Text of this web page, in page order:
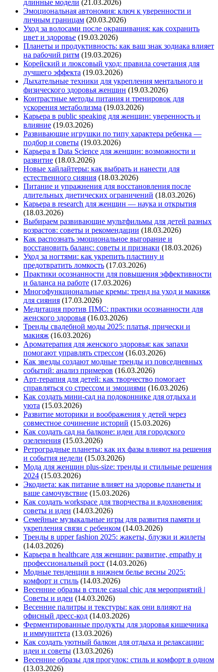
длинные модели (21.03.2026)
Эмоциональная автономия: ключ к уверенности и
личным границам (20.03.2026)
Уход за волосами после окрашивания: как сохранить
цвет и здоровье (19.03.2026)
Планеты и продуктивность: как ваш знак зодиака влияет
на рабочий ритм (19.03.2026)
Корейский и люксовый уход: правила сочетания для
лучшего эффекта (19.03.2026)
Дыхательные техники для укрепления ментального и
физического здоровья женщин (19.03.2026)
Контрастные методы питания и тренировок для
ускорения метаболизма (19.03.2026)
Карьера в public speaking для женщин: уверенность и
влияние (19.03.2026)
Развивающие игрушки по типу характера ребенка —
подбор и советы (19.03.2026)
Карьера в Data Science для женщин: возможности и
развитие (18.03.2026)
Новые хайлайтеры: как выбрать и нанести для
естественного сияния (18.03.2026)
Питание и упражнения для восстановления после
длительных диетических ограничений (18.03.2026)
Карьера в research для женщин — наука и открытия
(18.03.2026)
Выбираем развивающие мультфильмы для детей разных
возрастов: советы и рекомендации (18.03.2026)
Как распознать эмоциональное выгорание и
восстановить баланс: советы и признаки (18.03.2026)
Уход за ногтями: как укрепить пластину и
предотвратить ломкость (17.03.2026)
Практики осознанности для повышения эффективности
и баланса на работе (17.03.2026)
Многофункциональные кремы: тренд на уход и макияж
для сияния (17.03.2026)
Медитация против ПМС: практики осознанности для
женского здоровья (16.03.2026)
Тренды свадебной моды 2025: платья, прически и
макияж (16.03.2026)
Ароматерапия для женского здоровья: как запахи
помогают управлять стрессом (16.03.2026)
Как звезды создают модные тренды из повседневных
событий: анализ примеров (16.03.2026)
Арт-терапия для детей: как творчество помогает
справляться со стрессом и эмоциями (16.03.2026)
Как создать мини-сад на подоконнике для отдыха и
уюта (15.03.2026)
Развитие моторики и воображения у детей через
совместное сочинение историй (15.03.2026)
Как создать сад на балконе: идеи для городского
озеленения (15.03.2026)
Ретроградные планеты: как их фазы влияют на решения
и события недели (15.03.2026)
Мода для женщин plus-size: тренды и стильные решения
2024 (15.03.2026)
Экодиета: как питание влияет на здоровье планеты и
ваше самочувствие (15.03.2026)
Как создать workspace для творчества и вдохновения:
советы и идеи (14.03.2026)
Семейные музыкальные игры для развития памяти и
укрепления связи с ребенком (14.03.2026)
Тренды в upper fashion 2025: жакеты, блузки и жилеты
(14.03.2026)
Карьера в healthcare для женщин: развитие, empathy и
профессиональный рост (14.03.2026)
Модные тенденции в нижнем белье весны 2025:
комфорт и стиль (14.03.2026)
Весенние образы в стиле casual chic для мероприятий |
Советы и идеи (14.03.2026)
Весенние палитры и текстуры: как они влияют на
офисный дресс-код (14.03.2026)
Ферментированные продукты для здоровья кишечника
и иммунитета (13.03.2026)
Как создать уютный балкон для отдыха и релаксации:
идеи и советы (13.03.2026)
Весенние образы для прогулок: стиль и комфорт в одном
(13.03.2026)